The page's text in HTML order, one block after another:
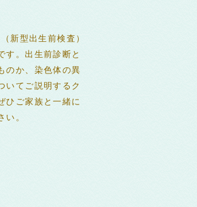
新型出生前検査）
す。出生前診断と
のか、染色体の異
いてご説明するク
ひご家族と一緒に
い。